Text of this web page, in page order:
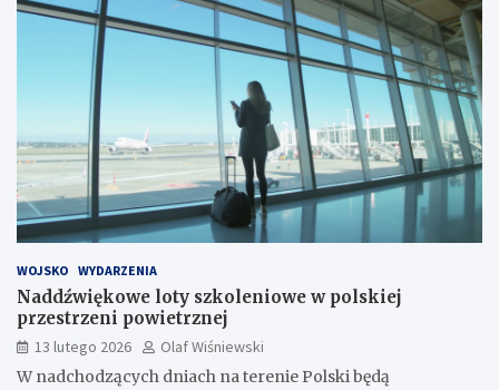
WOJSKO WYDARZENIA
Naddźwiękowe loty szkoleniowe w polskiej
przestrzeni powietrznej
13 lutego 2026
Olaf Wiśniewski
W nadchodzących dniach na terenie Polski będą